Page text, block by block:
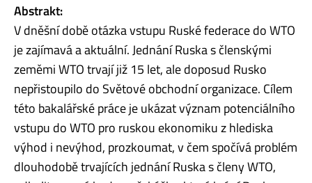
Abstrakt:
V dněšní době otázka vstupu Ruské federace do WTO
je zajímavá a aktuální. Jednání Ruska s členskými
zeměmi WTO trvají již 15 let, ale doposud Rusko
nepřistoupilo do Světové obchodní organizace. Cílem
této bakalářské práce je ukázat význam potenciálního
vstupu do WTO pro ruskou ekonomiku z hlediska
výhod i nevýhod, prozkoumat, v čem spočívá problém
dlouhodobě trvajících jednání Ruska s členy WTO,